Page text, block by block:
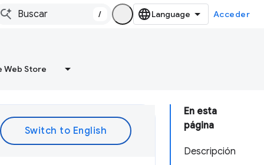
/ Acceder
Web Store
En esta
página
Descripción